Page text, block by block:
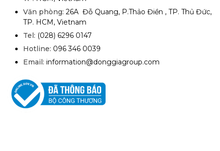
Văn phòng: 26A Đỗ Quang, P.Thảo Điền , TP. Thủ Đức,
TP. HCM, Vietnam
Tel: (028) 6296 0147
Hotline: 096 346 0039
Email: information@donggiagroup.com